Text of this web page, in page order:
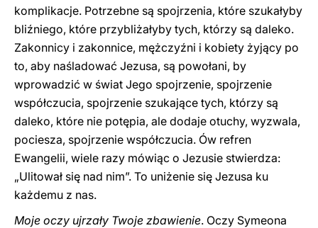
komplikacje. Potrzebne są spojrzenia, które szukałyby
bliźniego, które przybliżałyby tych, którzy są daleko.
Zakonnicy i zakonnice, mężczyźni i kobiety żyjący po
to, aby naśladować Jezusa, są powołani, by
wprowadzić w świat Jego spojrzenie, spojrzenie
współczucia, spojrzenie szukające tych, którzy są
daleko, które nie potępia, ale dodaje otuchy, wyzwala,
pociesza, spojrzenie współczucia. Ów refren
Ewangelii, wiele razy mówiąc o Jezusie stwierdza:
„Ulitował się nad nim”. To uniżenie się Jezusa ku
każdemu z nas.
Moje oczy ujrzały Twoje zbawienie. Oczy Symeona